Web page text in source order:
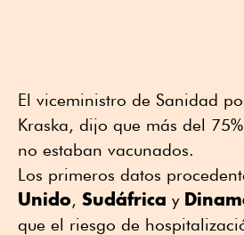
El viceministro de Sanidad
Kraska, dijo que más del
no estaban vacunados.
Los primeros datos
Unido, Sudáfrica y
que el riesgo de